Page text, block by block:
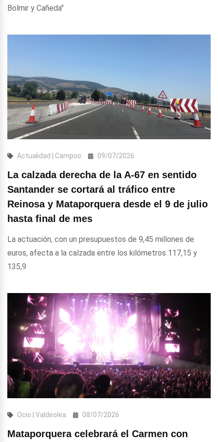
Bolmir y Cañeda"
Actualidad | Campoo 09/07/2026
La calzada derecha de la A-67 en sentido
Santander se cortará al tráfico entre
Reinosa y Mataporquera desde el 9 de julio
hasta final de mes
La actuación, con un presupuestos de 9,45 millones de
euros, afecta a la calzada entre los kilómetros 117,15 y
135,9
Ocio | Valdeolea 08/07/2026
Mataporquera celebrará el Carmen con